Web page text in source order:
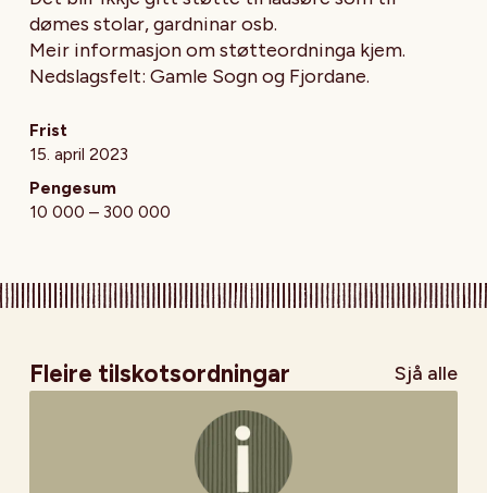
dømes stolar, gardninar osb.
Meir informasjon om støtteordninga kjem.
Nedslagsfelt: Gamle Sogn og Fjordane.
Frist
15. april 2023
Pengesum
10 000 – 300 000
Fleire tilskotsordningar Sjå alle